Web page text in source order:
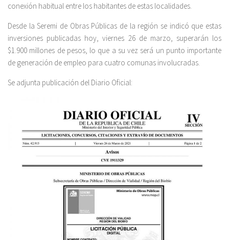
conexión habitual entre los habitantes de estas localidades.
Desde la Seremi de Obras Públicas de la región se indicó que estas
inversiones publicadas hoy, viernes 26 de marzo, superarán los
$1.900 millones de pesos, lo que a su vez será un punto importante
de generación de empleo para cuatro comunas involucradas.
Se adjunta publicación del Diario Oficial: